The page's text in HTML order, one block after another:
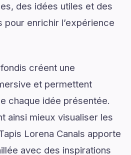
des idées utiles et des
pour enrichir l’expérience
créent une
et permettent
chaque idée présentée.
ainsi mieux visualiser les
Lorena Canals apporte
avec des inspirations